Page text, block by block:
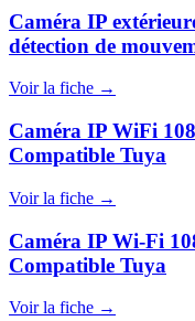
Caméra IP
détection de
Voir la fiche →
Caméra IP WiFi
Compatible Tuya
Voir la fiche →
Caméra IP Wi-Fi
Compatible Tuya
Voir la fiche →